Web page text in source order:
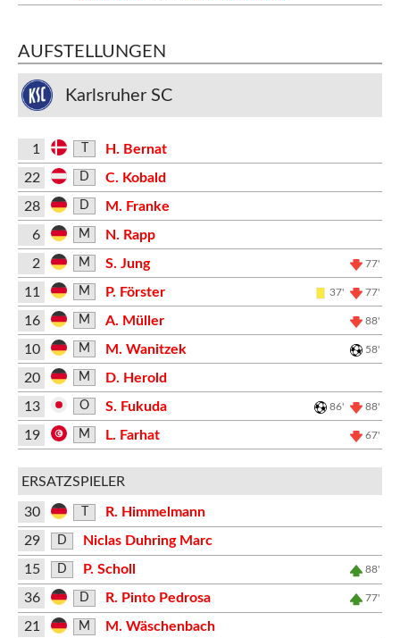
AUFSTELLUNGEN
Karlsruher SC
1
H. Bernat
22
D
C. Kobald
28
D
M. Franke
6
M
N. Rapp
2
M S. Jung 77'
11 M P. Förster 37' 77'
16 M A. Müller 88'
10 M M. Wanitzek 58'
20 M
D. Herold
13
O S. Fukuda 86' 88'
19 M L. Farhat 67'
ERSATZSPIELER
30
R. Himmelmann
29
D
Niclas Duhring Marc
15
D P. Scholl 88'
36 D R. Pinto Pedrosa 77'
21 M
M. Wäschenbach